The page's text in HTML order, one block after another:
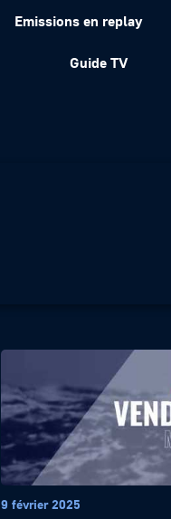
Emissions en replay
Guide TV
9 février 2025